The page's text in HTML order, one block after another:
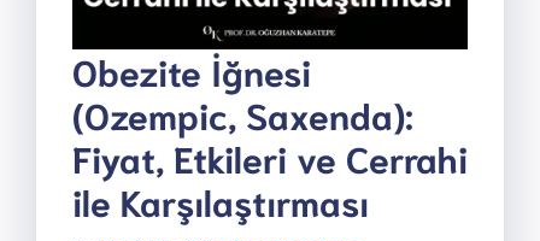
Obezite İğnesi
(Ozempic, Saxenda):
Fiyat, Etkileri ve Cerrahi
ile Karşılaştırması